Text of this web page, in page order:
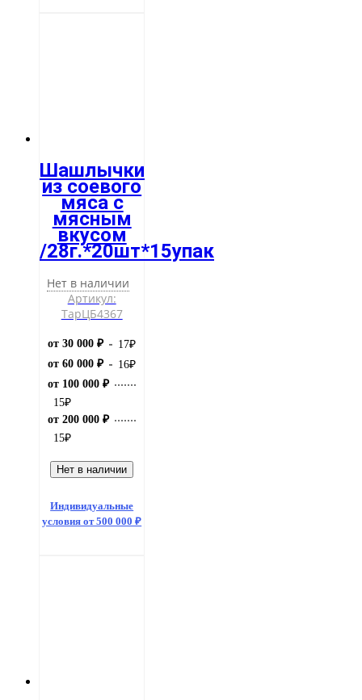
Шашлычки
из соевого
мяса с
мясным
вкусом
/28г.*20шт*15упак
Нет в наличии
Артикул:
ТарЦБ4367
от 30 000 ₽ 17₽
от 60 000 ₽
16₽
от 100 000 ₽
15₽
от 200 000 ₽
15₽
Нет в наличии
Индивидуальные
условия от 500 000 ₽